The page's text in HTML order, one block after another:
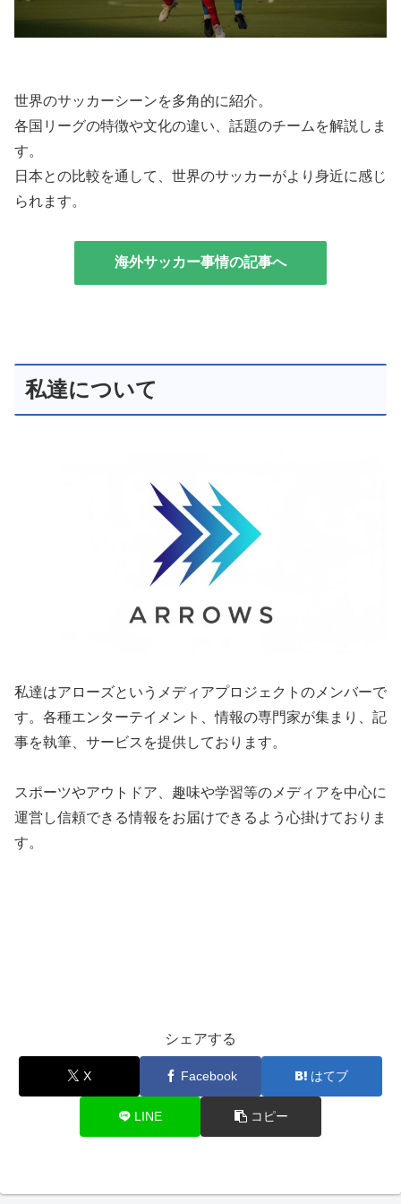
世界のサッカーシーンを多角的に紹介。
各国リーグの特徴や文化の違い、話題のチームを解説しま
す。
日本との比較を通して、世界のサッカーがより身近に感じ
られます。
海外サッカー事情の記事へ
私達について
私達はアローズというメディアプロジェクトのメンバーで
す。各種エンターテイメント、情報の専門家が集まり、記
事を執筆、サービスを提供しております。
スポーツやアウトドア、趣味や学習等のメディアを中心に
運営し信頼できる情報をお届けできるよう心掛けておりま
す。
シェアする
X Facebook はてブ
LINE コピー